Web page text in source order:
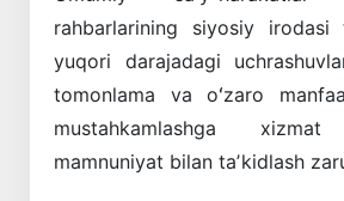
rahbarlarining siyosiy
yuqori darajadagi
tomonlama va oʻzaro
mustahkamlashga xizmat
mamnuniyat bilan taʼkidlash